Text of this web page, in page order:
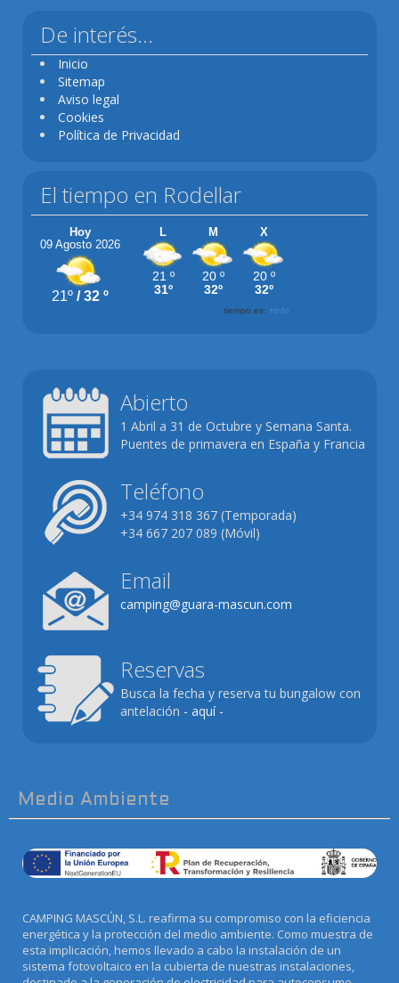
De interés...
Inicio
Sitemap
Aviso legal
Cookies
Política de Privacidad
El tiempo en Rodellar
Abierto
1 Abril a 31 de Octubre y Semana Santa.
Puentes de primavera en España y Francia
Teléfono
+34 974 318 367 (Temporada)
+34 667 207 089 (Móvil)
Email
camping@guara-mascun.com
Reservas
Busca la fecha y reserva tu bungalow con
antelación - aquí -
Medio Ambiente
CAMPING MASCÚN, S.L. reafirma su compromiso con la eficiencia
energética y la protección del medio ambiente. Como muestra de
esta implicación, hemos llevado a cabo la instalación de un
sistema fotovoltaico en la cubierta de nuestras instalaciones,